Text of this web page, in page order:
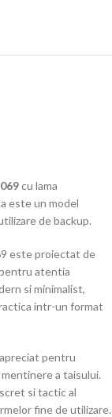
cu lama
este un model
de backup.
este proiectat de
atentia
si minimalist,
intr-un format
pentru
a taisului.
si tactic al
fine de utilizare.